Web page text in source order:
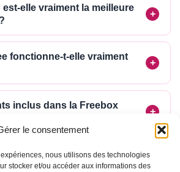
le consentement
nous utilisons des technologies
stocker et/ou accéder aux informations des
est-elle vraiment la meilleure
fonctionne-t-elle vraiment
inclus dans la Freebox
sans engagement ?